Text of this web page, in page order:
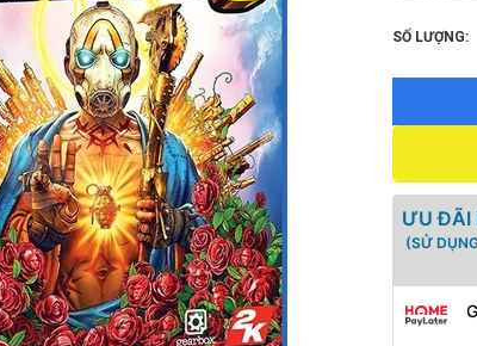
SỐ LƯỢNG:
ƯU ĐÃI
(SỬ